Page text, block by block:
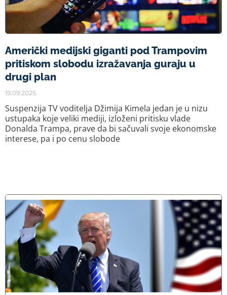
Američki medijski giganti pod Trampovim
pritiskom slobodu izražavanja guraju u
drugi plan
19.09.2025.
Suspenzija TV voditelja Džimija Kimela jedan je u nizu
ustupaka koje veliki mediji, izloženi pritisku vlade
Donalda Trampa, prave da bi sačuvali svoje ekonomske
interese, pa i po cenu slobode